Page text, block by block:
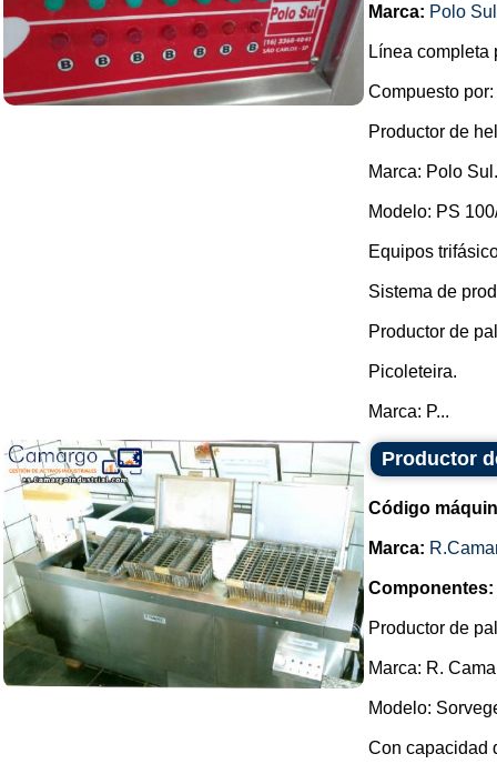
Marca: Polo
Línea completa
Compuesto por:
Productor de
Marca: Polo Sul.
Modelo: PS
Equipos
Sistema de
Productor de
Picoleteira.
Marca: P...
Productor
Código
Marca:
Componentes:
Productor de
Marca: R.
Modelo:
Con capacidad